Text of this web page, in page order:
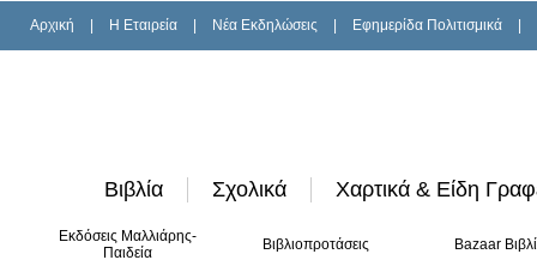
Αρχική H Εταιρεία Νέα Εκδηλώσεις Εφημερίδα Πολιτισμικά
Βιβλία Σχολικά Χαρτικά & Είδη
Εκδόσεις Μαλλιάρης-
Παιδεία
Βιβλιοπροτάσεις Bazaar